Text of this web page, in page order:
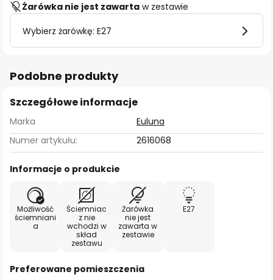
Żarówka nie jest zawarta w zestawie
Wybierz żarówkę: E27
Podobne produkty
Szczegółowe informacje
Marka
Euluna
Numer artykułu:
2616068
Informacje o produkcie
Możliwość
ściemniani
a
Ściemniac
z nie
wchodzi w
skład
zestawu
Żarówka
nie jest
zawarta w
zestawie
E27
Preferowane pomieszczenia